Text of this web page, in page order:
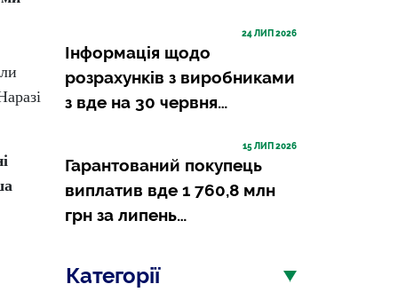
24 ЛИП 2026
Інформація щодо
розрахунків з виробниками
з вде на 30 червня…
15 ЛИП 2026
Гарантований покупець
виплатив вде 1 760,8 млн
грн за липень…
Категорії